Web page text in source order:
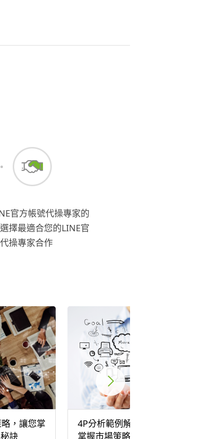
官方帳號代操專家的
擇最適合您的LINE官
操專家合作
，讓您掌
訣
4P分析範例解析，協助您
掌握市場策略